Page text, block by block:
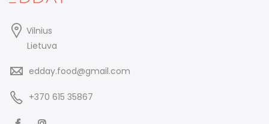
Vilnius
Lietuva
edday.food@gmail.com
+370 615 35867